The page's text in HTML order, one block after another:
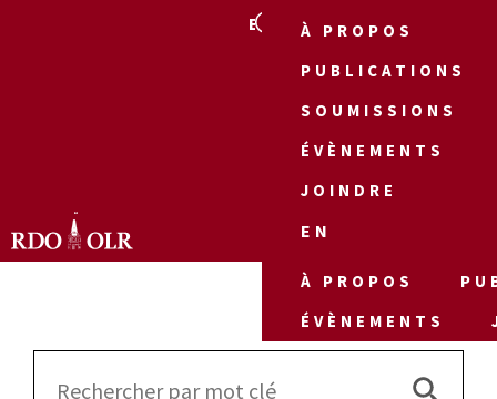
EN
À PROPOS
PUBLICATIONS
SOUMISSIONS
ÉVÈNEMENTS
JOINDRE
EN
À PROPOS
ÉVÈNEMENTS
Search
Search